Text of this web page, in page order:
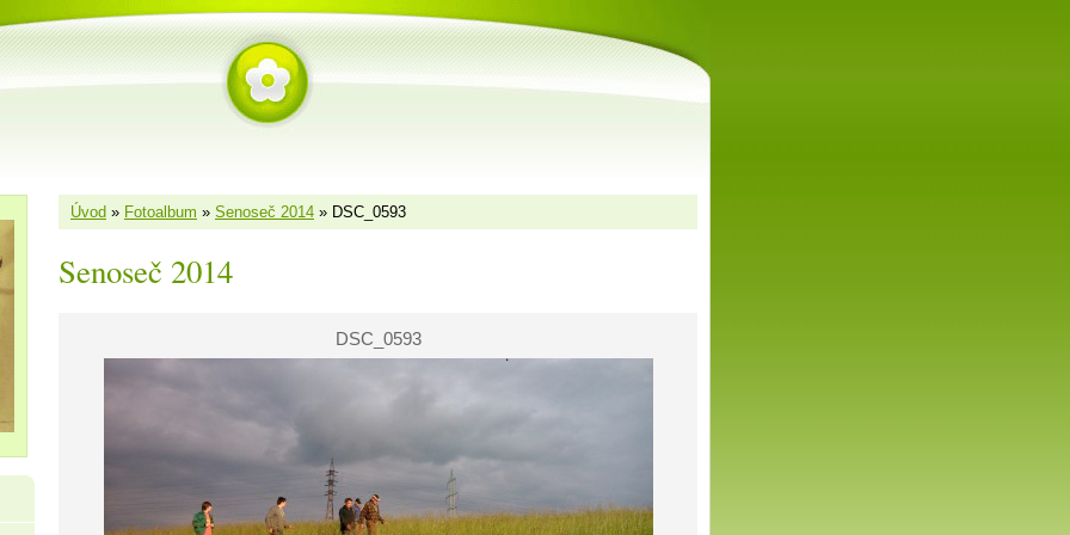
Úvod » Fotoalbum » Senoseč 2014 » DSC_0593
Senoseč 2014
DSC_0593